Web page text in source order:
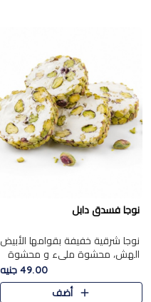
نوجا فسدق دابل
نوجا شرقية خفيفة بقوامها الأبيض
الهش، محشوة مليء و محشوة
بـكمية وفيرة من الفستق الفاخر
لتمنحك نكهة مكسرات غنية
وقرمشة مميزة في كل قطعة و
49.00 جنيه
أضف